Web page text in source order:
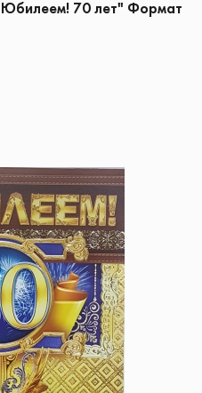
Юбилеем! 70 лет" Формат